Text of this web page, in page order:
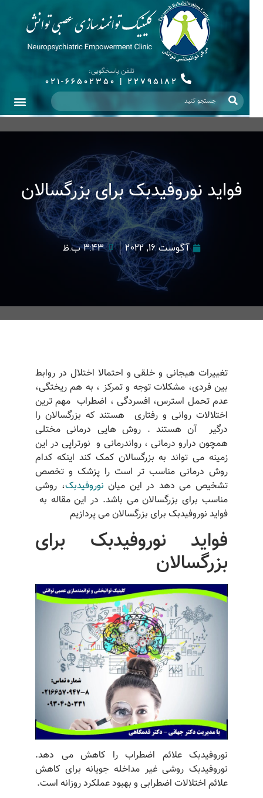
تلفن پاسخگویی:
22795182
|
021-66502350
فواید نوروفیدبک برای بزرگسالان
آگوست 16, 2022 3:43 ب.ظ
تغییرات هیجانی و خلقی و احتمالا اختلال در روابط
بین فردی، مشکلات توجه و تمرکز ، به هم ریختگی،
عدم تحمل استرس، افسردگی ، اضطراب مهم ترین
اختلالات روانی و رفتاری هستند که بزرگسالان را
درگیر آن هستند . روش هایی درمانی مختلی
همچون درارو درمانی ، رواندرمانی و نورتراپی در این
زمینه می تواند به بزرگسالان کمک کند اینکه کدام
روش درمانی مناسب تر است را پزشک و تخصص
تشخیص می دهد در این میاننوروفیدبک، روشی
مناسب برای بزرگسالان می باشد. در این مقاله به
فواید نوروفیدبک برای بزرگسالان می پردازیم
فواید نوروفیدبک برای
بزرگسالان
نوروفیدبک علائم اضطراب را کاهش می دهد.
نوروفیدبک روشی غیر مداخله جویانه برای کاهش
علائم اختلالات اضطرابی و بهبود عملکرد روزانه است.